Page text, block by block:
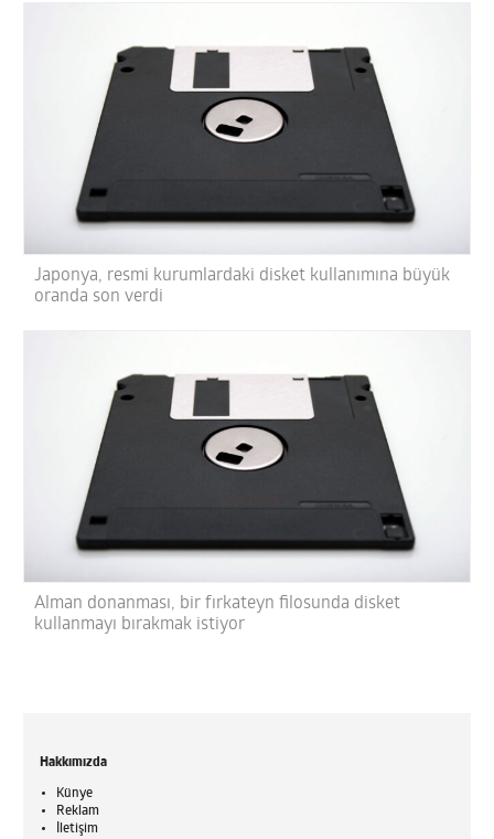
Japonya, resmi kurumlardaki disket kullanımına büyük
oranda son verdi
Alman donanması, bir fırkateyn filosunda disket
kullanmayı bırakmak istiyor
Hakkımızda
Künye
Reklam
İletişim